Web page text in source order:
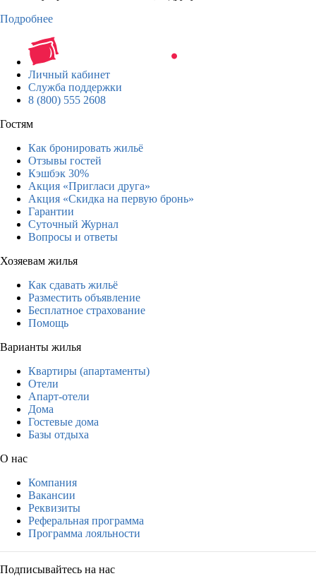
Подробнее
Личный кабинет
Служба поддержки
8 (800) 555 2608
Гостям
Как бронировать жильё
Отзывы гостей
Кэшбэк 30%
Акция «Пригласи друга»
Акция «Скидка на первую бронь»
Гарантии
Суточный Журнал
Вопросы и ответы
Хозяевам жилья
Как сдавать жильё
Разместить объявление
Бесплатное страхование
Помощь
Варианты жилья
Квартиры (апартаменты)
Отели
Апарт-отели
Дома
Гостевые дома
Базы отдыха
О нас
Компания
Вакансии
Реквизиты
Реферальная программа
Программа лояльности
Подписывайтесь на нас